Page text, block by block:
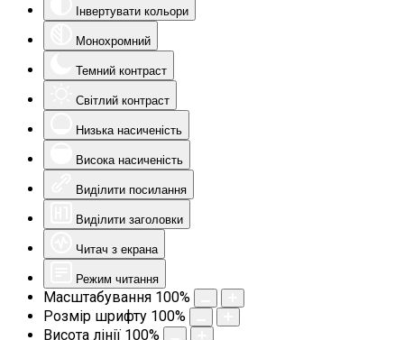
Інвертувати кольори
Монохромний
Темний контраст
Світлий контраст
Низька насиченість
Висока насиченість
Виділити посилання
Виділити заголовки
Читач з екрана
Режим читання
Масштабування 100%
Розмір шрифту 100%
Висота лінії 100%